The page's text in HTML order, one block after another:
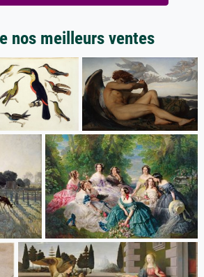
nos meilleurs ventes